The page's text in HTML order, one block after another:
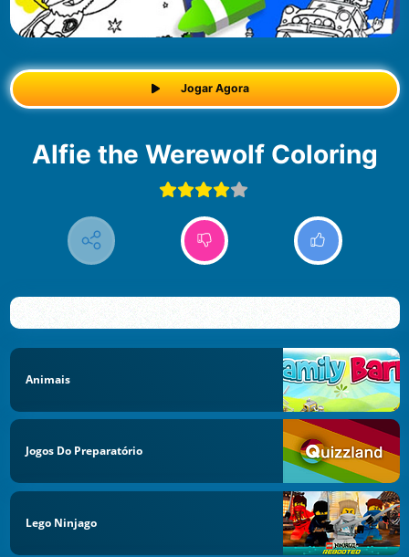
Jogar Agora
Alfie the Werewolf Coloring
Animais
Jogos Do Preparatório
Lego Ninjago